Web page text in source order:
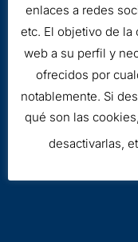
enlaces a redes
etc. El objetivo de la
web a su perfil y
ofrecidos por
notablemente. Si
qué son las
desactivarlas,